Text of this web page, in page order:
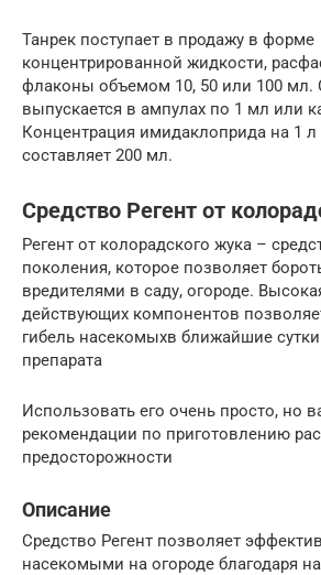
Танрек поступает в продажу в форме
концентрированной жидкости,
флаконы объемом 10, 50 или 100 мл.
выпускается в ампулах по 1 мл или
Концентрация имидаклоприда на 1 л
составляет 200 мл.
Средство Регент от
Регент от колорадского жука –
поколения, которое позволяет
вредителями в саду, огороде.
действующих компонентов
гибель насекомыхв ближайшие
препарата
Использовать его очень просто, но
рекомендации по приготовлению
предосторожности
Описание
Средство Регент позволяет
насекомыми на огороде благодаря